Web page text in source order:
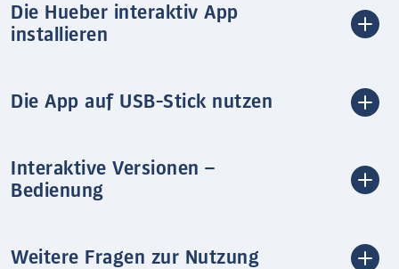
Die Hueber interaktiv App
installieren
Die App auf USB-Stick nutzen
Interaktive Versionen –
Bedienung
Weitere Fragen zur Nutzung